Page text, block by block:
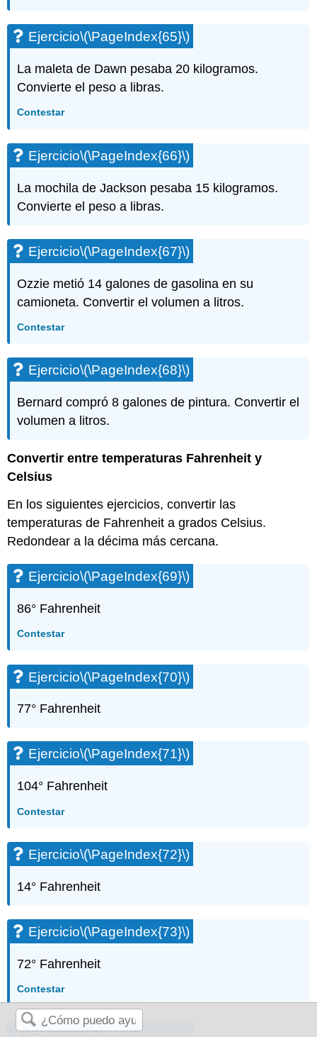
Ejercicio\(\PageIndex{65}\)
La maleta de Dawn pesaba 20 kilogramos.
Convierte el peso a libras.
Contestar
Ejercicio\(\PageIndex{66}\)
La mochila de Jackson pesaba 15 kilogramos.
Convierte el peso a libras.
Ejercicio\(\PageIndex{67}\)
Ozzie metió 14 galones de gasolina en su
camioneta. Convertir el volumen a litros.
Contestar
Ejercicio\(\PageIndex{68}\)
Bernard compró 8 galones de pintura. Convertir el
volumen a litros.
Convertir entre temperaturas Fahrenheit y
Celsius
En los siguientes ejercicios, convertir las
temperaturas de Fahrenheit a grados Celsius.
Redondear a la décima más cercana.
Ejercicio\(\PageIndex{69}\)
86° Fahrenheit
Contestar
Ejercicio\(\PageIndex{70}\)
77° Fahrenheit
Ejercicio\(\PageIndex{71}\)
104° Fahrenheit
Contestar
Ejercicio\(\PageIndex{72}\)
14° Fahrenheit
Ejercicio\(\PageIndex{73}\)
72° Fahrenheit
Contestar
Ejercicio\(\PageIndex{74}\)